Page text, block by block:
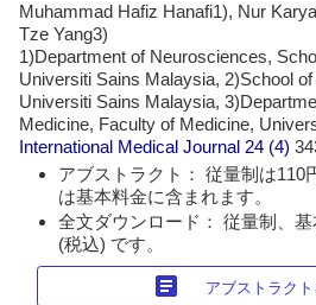
Muhammad Hafiz Hanafi1), Nur
Tze Yang3)
1)Department of Neurosciences,
Universiti Sains Malaysia, 2)School
Universiti Sains Malaysia,
Medicine, Faculty of Medicine,
International Medical Journal 24 (4)
アブストラクト： 従量制は110
は基本料金に含まれます。
全文ダウンロード： 従量制、
(税込) です。
article アブストラク